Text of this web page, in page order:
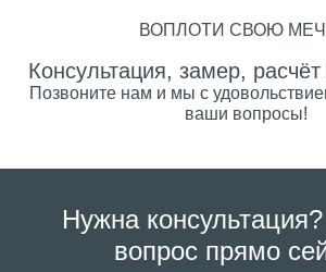
ВОПЛОТИ СВОЮ
Консультация, замер,
Позвоните нам и мы с
ваши вопросы!
Нужна
вопрос прямо